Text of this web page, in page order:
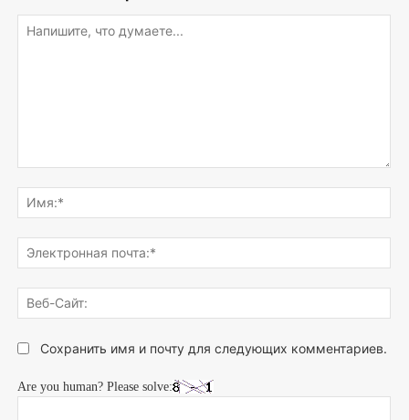
что
думаете...
Сохранить имя и почту для следующих комментариев.
Are you human? Please solve: